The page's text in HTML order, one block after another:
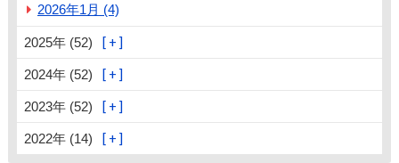
2026年1月 (4)
2025年 (52)
2024年 (52)
2023年 (52)
2022年 (14)